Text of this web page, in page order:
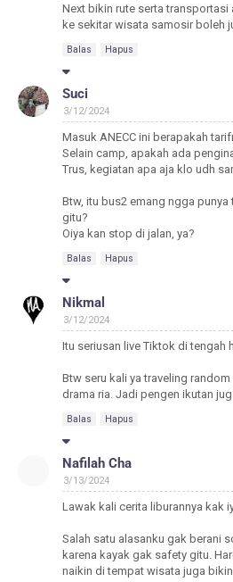
Next bikin rute serta
ke sekitar wisata samosir boleh
Balas Hapus
Suci
3/12/2024
Masuk ANECC ini berapakah
Selain camp, apakah ada
Trus, kegiatan apa aja klo udh
Btw, itu bus2 emang ngga
gitu?
Oiya kan stop di jalan, ya?
Balas Hapus
Nikmal
3/12/2024
Itu seriusan live Tiktok di tengah
Btw seru kali ya traveling
drama ria. Jadi pengen ikutan
Balas Hapus
Nafilah Cha
3/13/2024
Lawak kali cerita liburannya kak
Salah satu alasanku gak berani
karena kayak gak safety gitu.
naikin di tempat wisata juga